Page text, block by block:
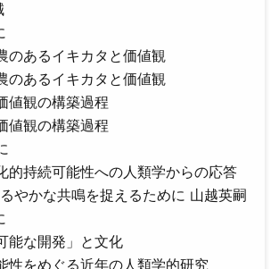
あるイキカタと価値観
あるイキカタと価値観
観の構築過程
観の構築過程
持続可能性への人類学からの応答
やかな共鳴を捉えるために 山越英嗣
な開発」と文化
をめぐる近年の人類学的研究